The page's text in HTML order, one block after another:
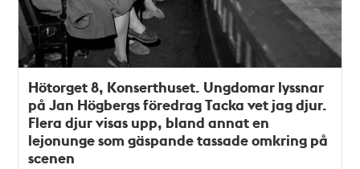
Hötorget 8, Konserthuset. Ungdomar lyssnar
på Jan Högbergs föredrag Tacka vet jag djur.
Flera djur visas upp, bland annat en
lejonunge som gäspande tassade omkring på
scenen